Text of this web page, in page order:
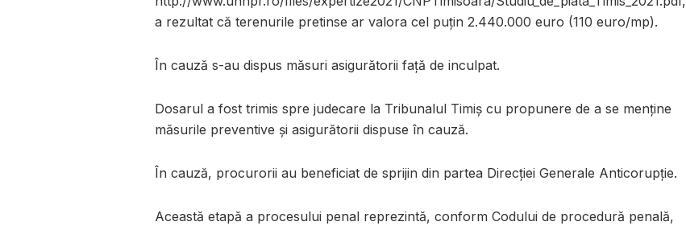
a rezultat că terenurile pretinse ar valora cel puțin 2.440.000 euro (110 euro/mp).
În cauză s-au dispus măsuri asigurătorii față de inculpat.
Dosarul a fost trimis spre judecare la Tribunalul Timiș cu propunere de a se menține
măsurile preventive și asigurătorii dispuse în cauză.
În cauză, procurorii au beneficiat de sprijin din partea Direcției Generale Anticorupție.
Această etapă a procesului penal reprezintă, conform Codului de procedură penală,